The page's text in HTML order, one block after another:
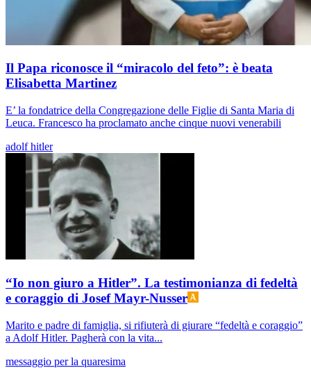
Il Papa riconosce il “miracolo del feto”: è beata
Elisabetta Martinez
E’ la fondatrice della Congregazione delle Figlie di Santa Maria di
Leuca. Francesco ha proclamato anche cinque nuovi venerabili
adolf hitler
“Io non giuro a Hitler”. La testimonianza di fedeltà
e coraggio di Josef Mayr-Nusser
Marito e padre di famiglia, si rifiuterà di giurare “fedeltà e coraggio”
a Adolf Hitler. Pagherà con la vita...
messaggio per la quaresima